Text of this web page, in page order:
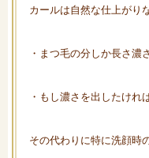
カールは自然な仕上がり
・まつ毛の分しか長さ濃
・もし濃さを出したけれ
その代わりに特に洗顔時